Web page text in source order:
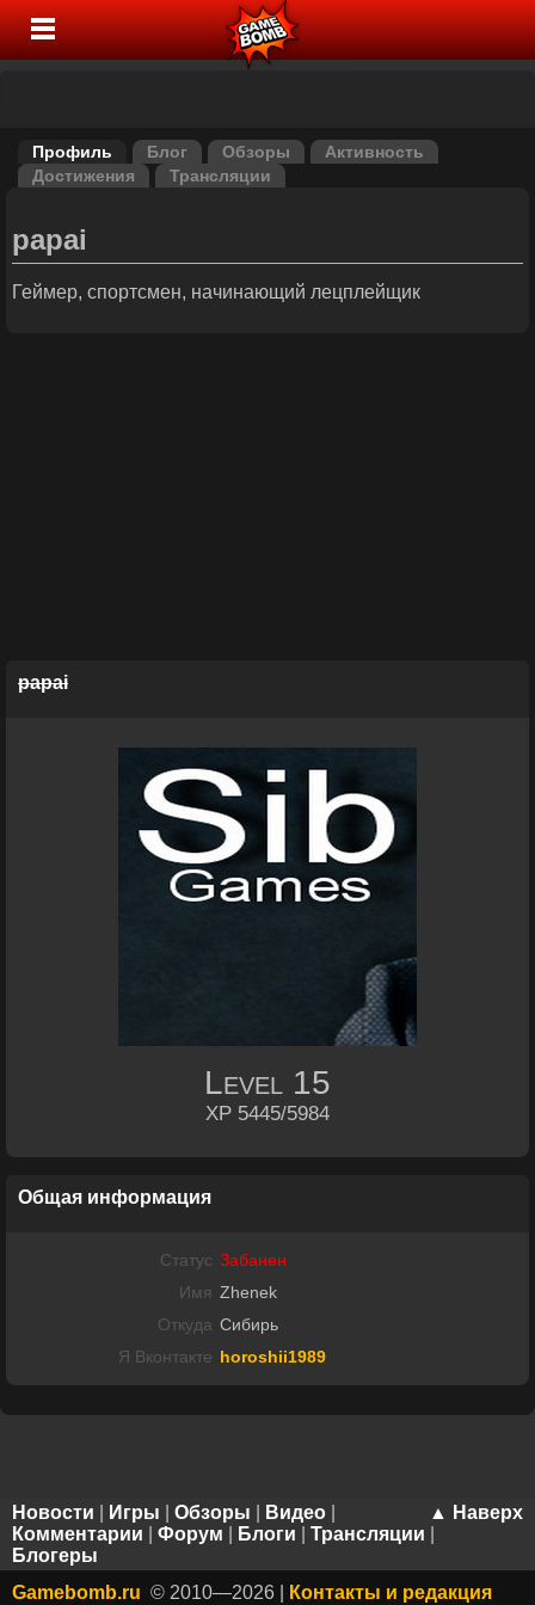
Профиль Блог Обзоры
Активность
Достижения
Трансляции
papai
Геймер, спортсмен, начинающий лецплейщик
papai
Level 15
XP 5445/5984
Общая информация
Статус Забанен
Имя Zhenek
Откуда Сибирь
Я Вконтакте horoshii1989
▲ Наверх
Новости Игры Обзоры Видео
Комментарии
Форум Блоги Трансляции
Блогеры
Gamebomb.ru © 2010—2026 |
Контакты и редакция